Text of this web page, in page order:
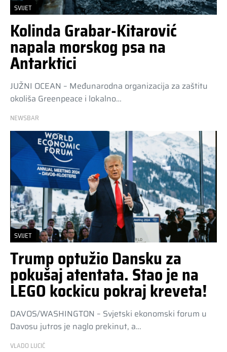
SVIJET
Kolinda Grabar-Kitarović
napala morskog psa na
Antarktici
JUŽNI OCEAN – Međunarodna organizacija za zaštitu
okoliša Greenpeace i lokalno…
NEWSBAR
SVIJET
Trump optužio Dansku za
pokušaj atentata. Stao je na
LEGO kockicu pokraj kreveta!
DAVOS/WASHINGTON – Svjetski ekonomski forum u
Davosu jutros je naglo prekinut, a…
VLADO LUCIĆ